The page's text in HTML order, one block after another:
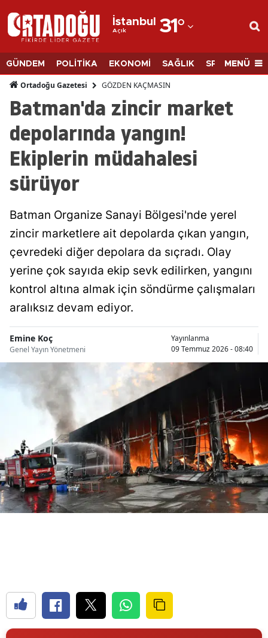
İstanbul
Açık 31°
Adana
Adıyaman
Afyonkarahisar
Ağrı
Amasya
Ankara
Artvin
Aydın
Balıkesir
Bingöl
Bitlis
Burdur
Bursa
Çanakkale
Çankırı
Çorum
Denizli
Erzincan
GÜNDEM POLİTİKA EKONOMİ SAĞLIK SPORMENÜ
Ortadoğu Gazetesi GÖZDEN KAÇMASIN
Batman'da zincir market
depolarında yangın!
Ekiplerin müdahalesi
sürüyor
Batman Organize Sanayi Bölgesi'nde yerel
zincir marketlere ait depolarda çıkan yangın,
çevredeki diğer depolara da sıçradı. Olay
yerine çok sayıda ekip sevk edilirken, yangını
kontrol altına almak için söndürme çalışmaları
aralıksız devam ediyor.
Emine Koç
Genel Yayın Yönetmeni
Yayınlanma
09 Temmuz 2026 - 08:40